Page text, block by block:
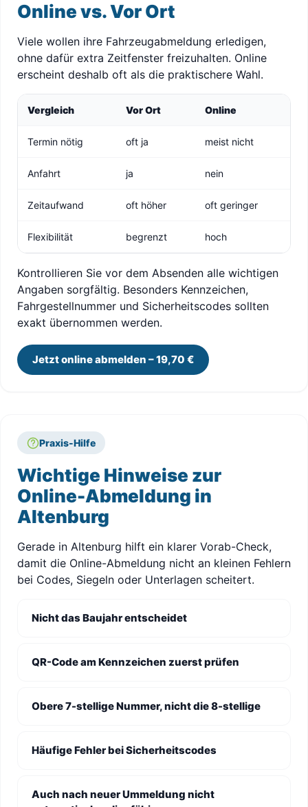
Online vs. Vor Ort
Viele wollen ihre Fahrzeugabmeldung erledigen,
ohne dafür extra Zeitfenster freizuhalten. Online
erscheint deshalb oft als die praktischere Wahl.
Vergleich Vor Ort Online
Termin nötig oft ja meist nicht
Anfahrt ja nein
Zeitaufwand oft höher oft geringer
Flexibilität begrenzt hoch
Kontrollieren Sie vor dem Absenden alle wichtigen
Angaben sorgfältig. Besonders Kennzeichen,
Fahrgestellnummer und Sicherheitscodes sollten
exakt übernommen werden.
Jetzt online abmelden – 19,70 €
Praxis-Hilfe
Wichtige Hinweise zur
Online-Abmeldung in
Altenburg
Gerade in Altenburg hilft ein klarer Vorab-Check,
damit die Online-Abmeldung nicht an kleinen Fehlern
bei Codes, Siegeln oder Unterlagen scheitert.
Nicht das Baujahr entscheidet
QR-Code am Kennzeichen zuerst prüfen
Obere 7-stellige Nummer, nicht die 8-stellige
Häufige Fehler bei Sicherheitscodes
Auch nach neuer Ummeldung nicht